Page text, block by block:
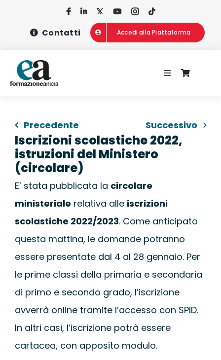
Contatti Accedi alla Piattaforma
Toggle
CHI SIAMO
WEBINAR
UNIVERSITÀ
SCUOLA
SERVIZI PER
Precedente Successivo
Iscrizioni scolastiche 2022,
istruzioni del Ministero
(circolare)
E’ stata pubblicata la circolare
ministeriale relativa alle iscrizioni
scolastiche 2022/2023. Come anticipato
questa mattina, le domande potranno
essere presentate dal 4 al 28 gennaio. Per
le prime classi della primaria e secondaria
di primo e secondo grado, l’iscrizione
avverrà online tramite l’accesso con SPID.
In altri casi, l’iscrizione potrà essere
cartacea, con apposito modulo.